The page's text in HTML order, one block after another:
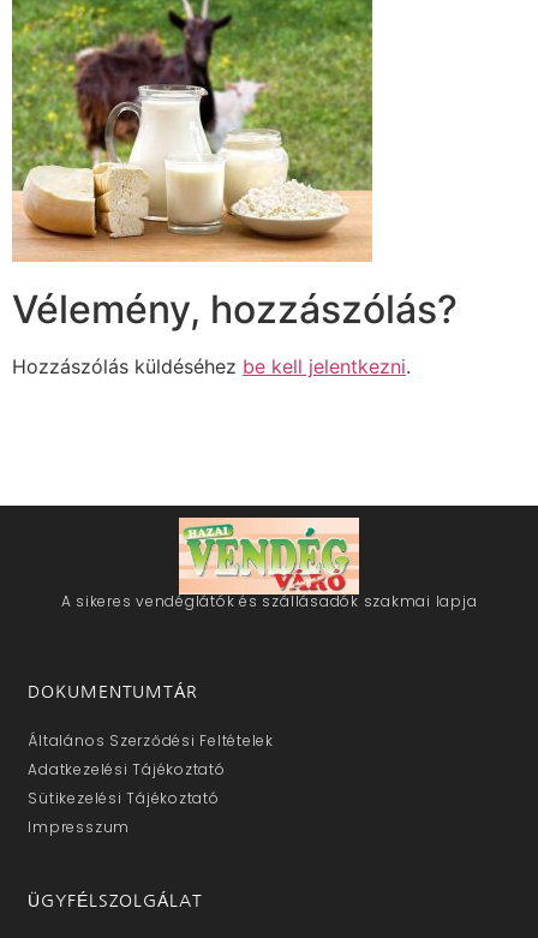
Vélemény, hozzászólás?
Hozzászólás küldéséhez be kell jelentkezni.
A sikeres vendéglátók és szállásadók szakmai lapja
DOKUMENTUMTÁR
Általános Szerződési Feltételek
Adatkezelési Tájékoztató
Sütikezelési Tájékoztató
Impresszum
ÜGYFÉLSZOLGÁLAT